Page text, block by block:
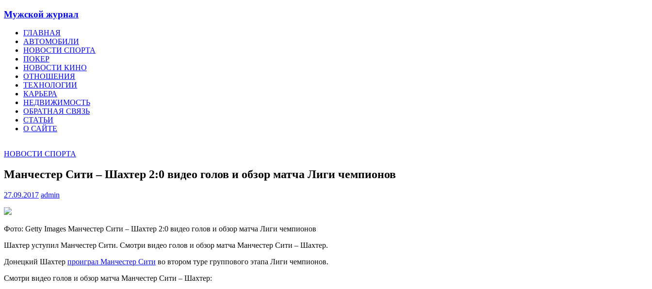
Мужской журнал
ГЛАВНАЯ
АВТОМОБИЛИ
НОВОСТИ СПОРТА
ПОКЕР
НОВОСТИ КИНО
ОТНОШЕНИЯ
ТЕХНОЛОГИИ
КАРЬЕРА
НЕДВИЖИМОСТЬ
ОБРАТНАЯ СВЯЗЬ
СТАТЬИ
О САЙТЕ
НОВОСТИ СПОРТА
Манчестер Сити – Шахтер 2:0 видео голов и обзор матча Лиги чемпионов
27.09.2017 admin
Фото: Getty Images Манчестер Сити – Шахтер 2:0 видео голов и обзор матча Лиги чемпионов
Шахтер уступил Манчестер Сити. Смотри видео голов и обзор матча Манчестер Сити – Шахтер.
Донецкий Шахтер проиграл Манчестер Сити во втором туре группового этапа Лиги чемпионов.
Смотри видео голов и обзор матча Манчестер Сити – Шахтер: